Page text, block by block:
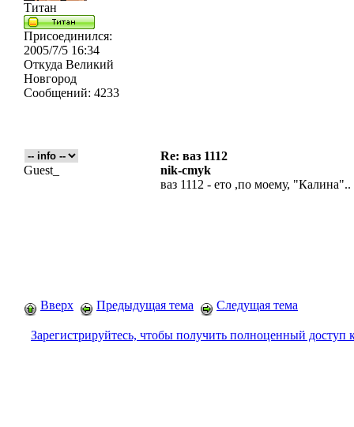
Титан
Присоединился:
2005/7/5 16:34
Откуда Великий
Новгород
Сообщений: 4233
Re: ваз 1112
Guest_
nik-cmyk
ваз 1112 - ето ,по моему,
Вверх Предыдущая тема Следущая тема
Зарегистрируйтесь, чтобы получить полноценный доступ